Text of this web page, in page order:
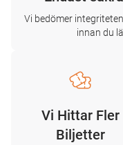
Vi bedömer
innan du
Vi Hittar Fler
Biljetter